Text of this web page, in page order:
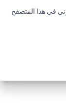
في هذا المتصفح